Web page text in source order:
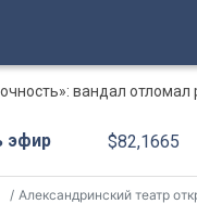
вандал отломал руку
эфир $82,1665
Александринский театр открывает новый